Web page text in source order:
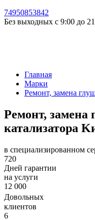
74950853842
Без выходных с 9:00 до
Главная
Марки
Ремонт, замена
Ремонт, замена
катализатора
в специализированном
720
Дней гарантии
на услуги
12 000
Довольных
клиентов
6